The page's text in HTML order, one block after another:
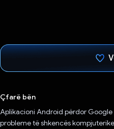
Çfarë bën
Aplikacioni Android përdor
probleme të shkencës